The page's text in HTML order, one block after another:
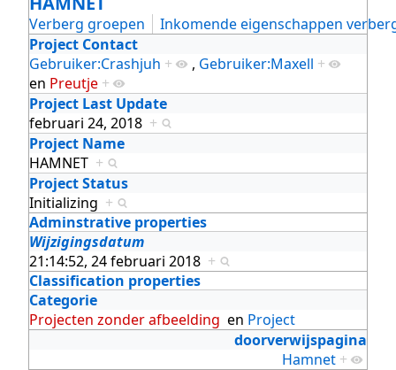
Verberg groepen
Inkomende eigenschappen
Project Contact
Gebruiker:Crashjuh + , Gebruiker:Maxell +
en Preutje +
Project Last Update
februari 24, 2018 +
Project Name
HAMNET +
Project Status
Initializing +
Adminstrative properties
Wijzigingsdatum
21:14:52, 24 februari 2018 +
Classification properties
Categorie
Projecten zonder afbeelding en Project
doorverwijspagina
Hamnet +